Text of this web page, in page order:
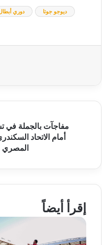
دوري أبطال ديوجو جوتا
مفاجآت
بالجملة
أمام
الاتحاد
بـ
الدوري
المصري
مفاجآت بالجملة في
أمام الاتحاد
المصري
إقرأ أيضاً